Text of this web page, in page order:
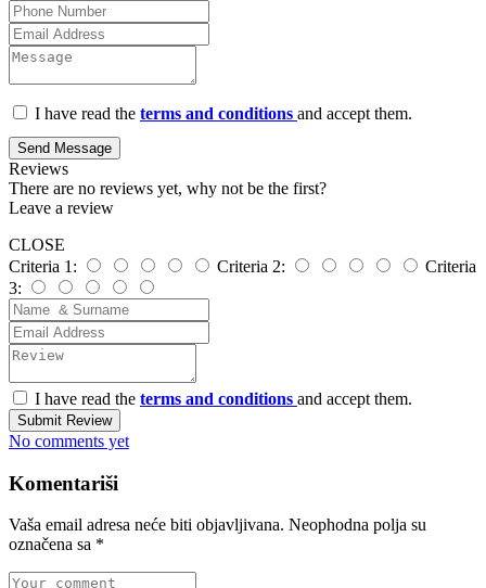
I have read the terms and conditions and accept them.
Send Message
Reviews
There are no reviews yet, why not be the first?
Leave a review
CLOSE
Criteria 1:
Criteria 2:
Criteria
3:
I have read the terms and conditions and accept them.
Submit Review
No comments yet
Komentariši
Vaša email adresa neće biti objavljivana. Neophodna polja su
označena sa *